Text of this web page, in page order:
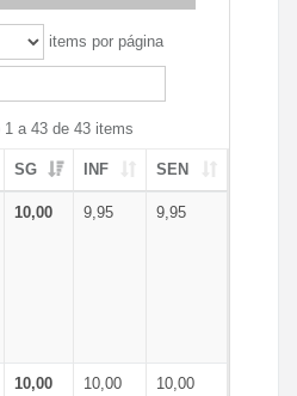
items por página
1 a 43 de 43 items
SG INF SEN
10,00 9,95 9,95
10,00 10,00 10,00